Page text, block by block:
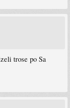
trose po Sa